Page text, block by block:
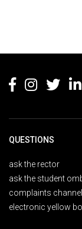
QUESTIONS
ask the rector
ask the student
complaints channel
electronic yellow